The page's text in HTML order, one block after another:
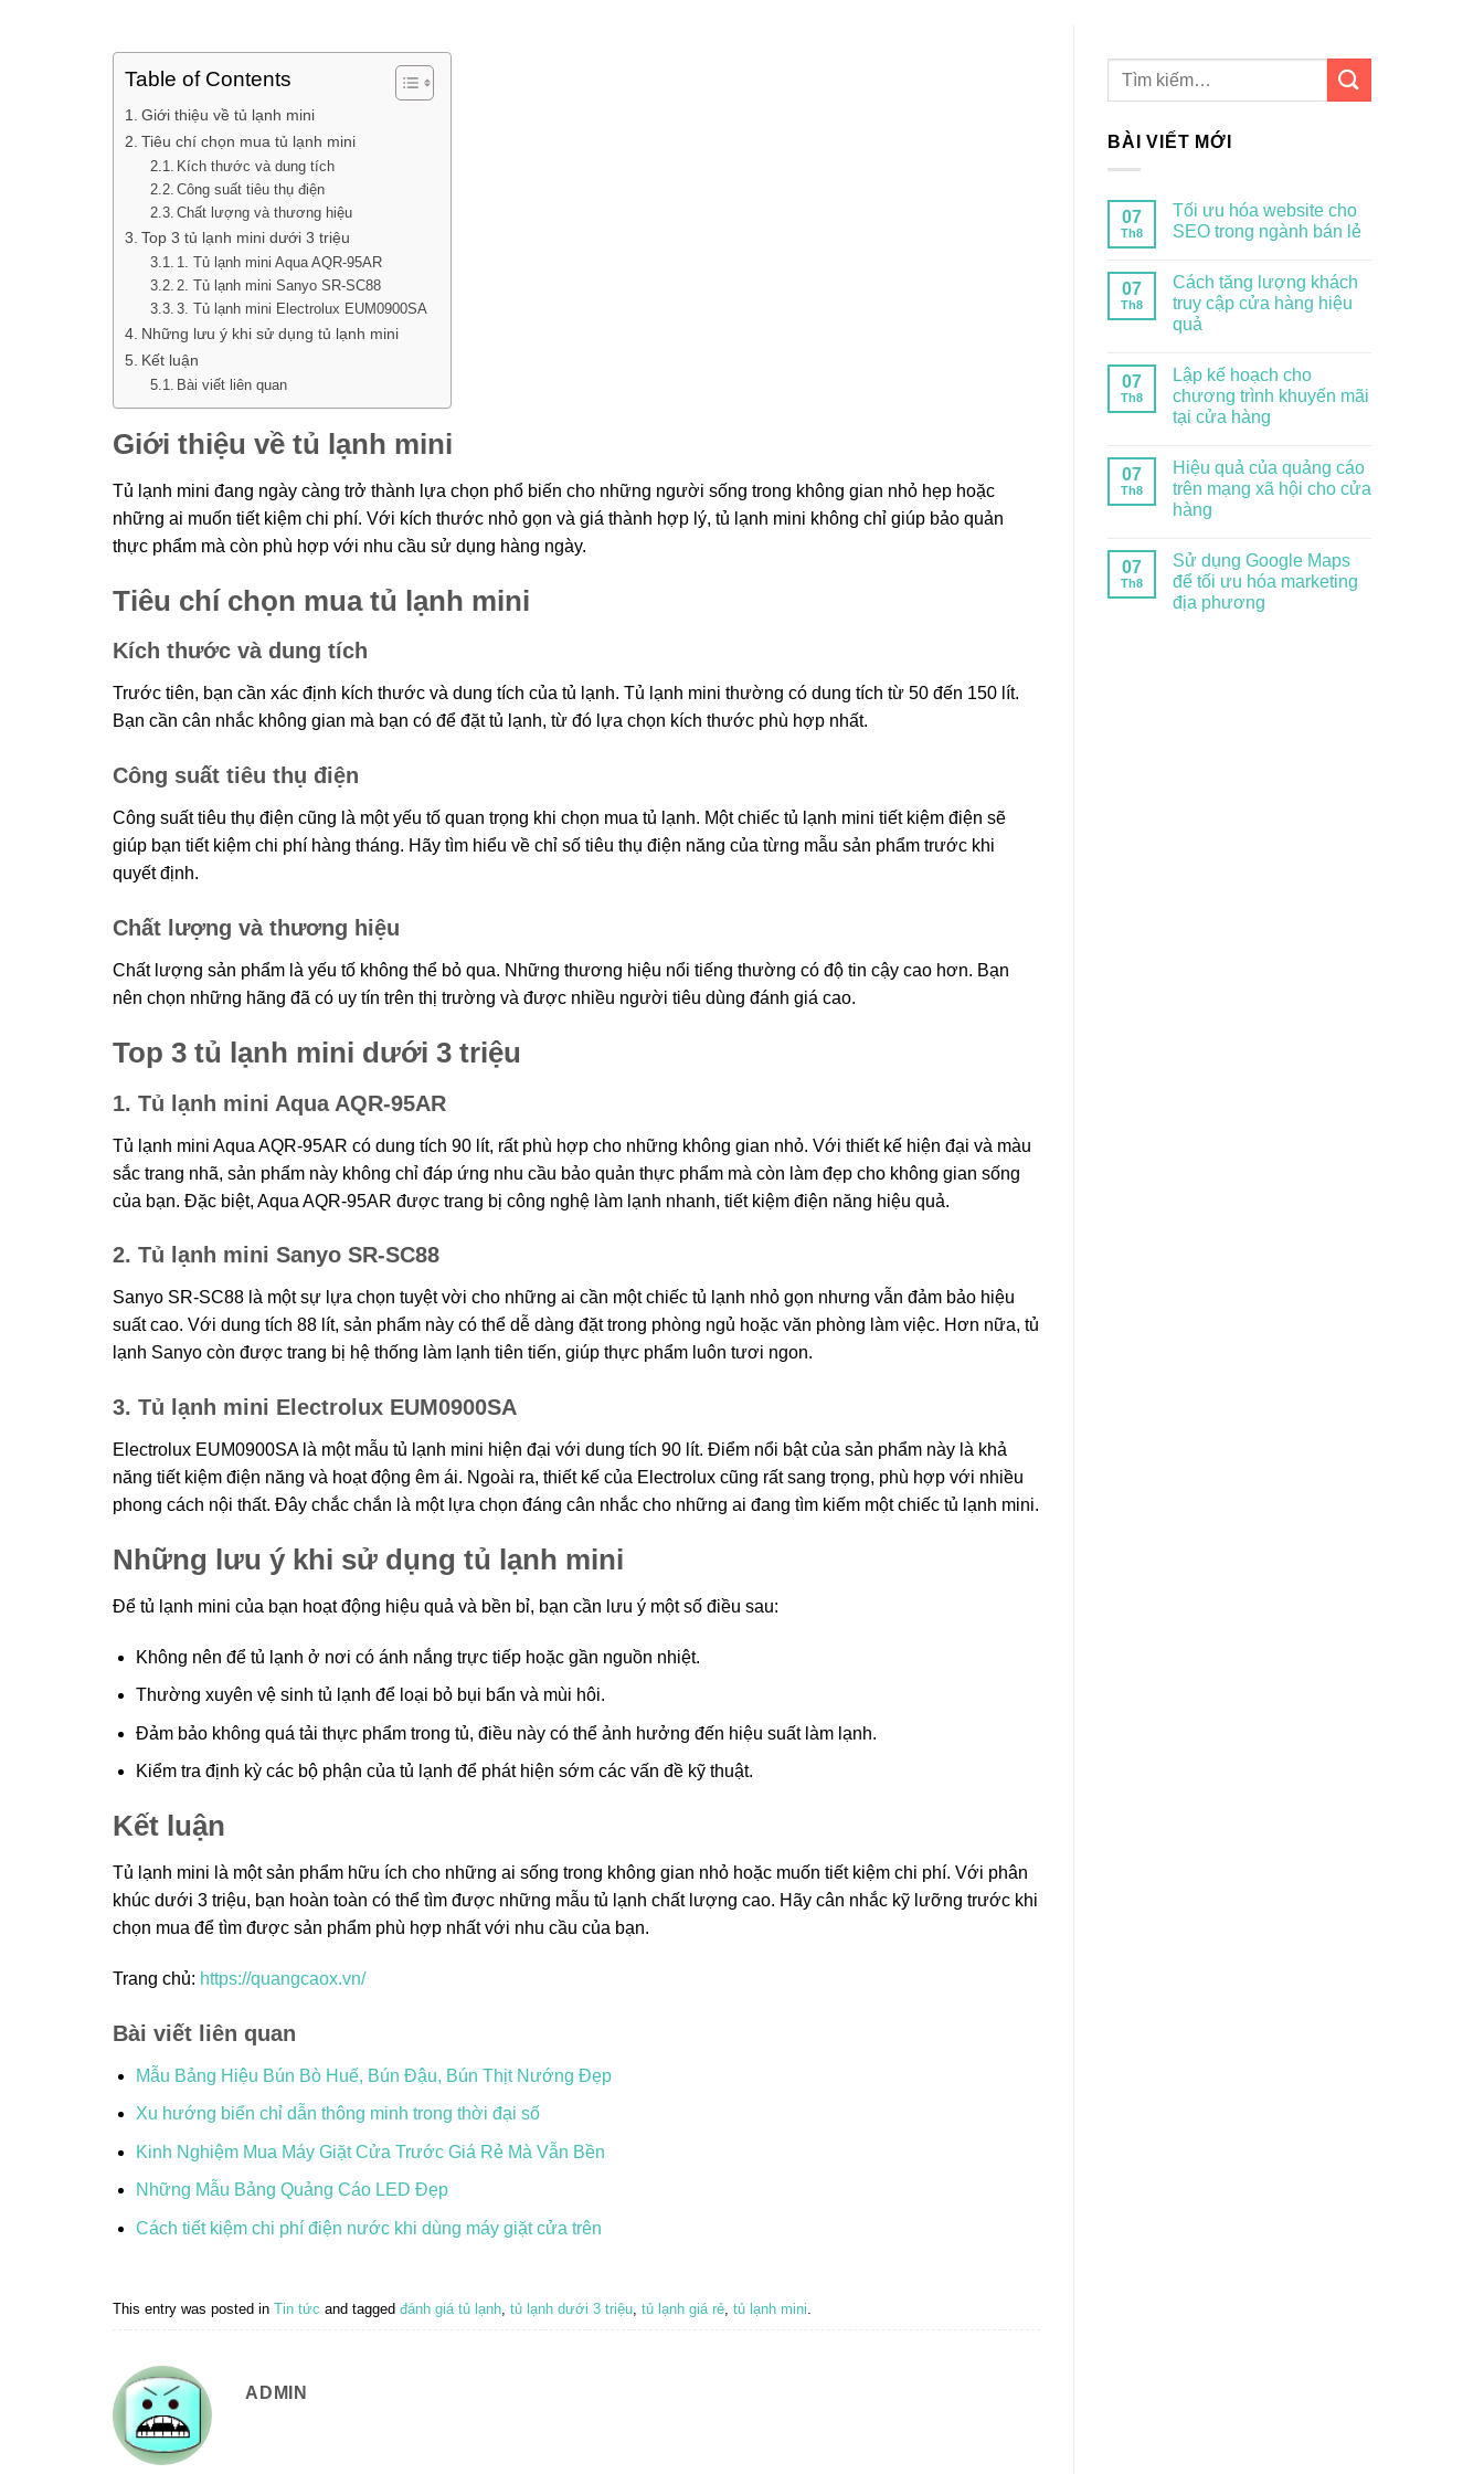
Table of Contents
Giới thiệu về tủ lạnh mini
Tiêu chí chọn mua tủ lạnh mini
Kích thước và dung tích
Công suất tiêu thụ điện
Chất lượng và thương hiệu
Top 3 tủ lạnh mini dưới 3 triệu
1. Tủ lạnh mini Aqua AQR-95AR
2. Tủ lạnh mini Sanyo SR-SC88
3. Tủ lạnh mini Electrolux EUM0900SA
Những lưu ý khi sử dụng tủ lạnh mini
Kết luận
Bài viết liên quan
Giới thiệu về tủ lạnh mini
Tủ lạnh mini đang ngày càng trở thành lựa chọn phổ biến cho những người sống trong không gian nhỏ hẹp hoặc
những ai muốn tiết kiệm chi phí. Với kích thước nhỏ gọn và giá thành hợp lý, tủ lạnh mini không chỉ giúp bảo quản
thực phẩm mà còn phù hợp với nhu cầu sử dụng hàng ngày.
Tiêu chí chọn mua tủ lạnh mini
Kích thước và dung tích
Trước tiên, bạn cần xác định kích thước và dung tích của tủ lạnh. Tủ lạnh mini thường có dung tích từ 50 đến 150 lít.
Bạn cần cân nhắc không gian mà bạn có để đặt tủ lạnh, từ đó lựa chọn kích thước phù hợp nhất.
Công suất tiêu thụ điện
Công suất tiêu thụ điện cũng là một yếu tố quan trọng khi chọn mua tủ lạnh. Một chiếc tủ lạnh mini tiết kiệm điện sẽ
giúp bạn tiết kiệm chi phí hàng tháng. Hãy tìm hiểu về chỉ số tiêu thụ điện năng của từng mẫu sản phẩm trước khi
quyết định.
Chất lượng và thương hiệu
Chất lượng sản phẩm là yếu tố không thể bỏ qua. Những thương hiệu nổi tiếng thường có độ tin cậy cao hơn. Bạn
nên chọn những hãng đã có uy tín trên thị trường và được nhiều người tiêu dùng đánh giá cao.
Top 3 tủ lạnh mini dưới 3 triệu
1. Tủ lạnh mini Aqua AQR-95AR
Tủ lạnh mini Aqua AQR-95AR có dung tích 90 lít, rất phù hợp cho những không gian nhỏ. Với thiết kế hiện đại và màu
sắc trang nhã, sản phẩm này không chỉ đáp ứng nhu cầu bảo quản thực phẩm mà còn làm đẹp cho không gian sống
của bạn. Đặc biệt, Aqua AQR-95AR được trang bị công nghệ làm lạnh nhanh, tiết kiệm điện năng hiệu quả.
2. Tủ lạnh mini Sanyo SR-SC88
Sanyo SR-SC88 là một sự lựa chọn tuyệt vời cho những ai cần một chiếc tủ lạnh nhỏ gọn nhưng vẫn đảm bảo hiệu
suất cao. Với dung tích 88 lít, sản phẩm này có thể dễ dàng đặt trong phòng ngủ hoặc văn phòng làm việc. Hơn nữa, tủ
lạnh Sanyo còn được trang bị hệ thống làm lạnh tiên tiến, giúp thực phẩm luôn tươi ngon.
3. Tủ lạnh mini Electrolux EUM0900SA
Electrolux EUM0900SA là một mẫu tủ lạnh mini hiện đại với dung tích 90 lít. Điểm nổi bật của sản phẩm này là khả
năng tiết kiệm điện năng và hoạt động êm ái. Ngoài ra, thiết kế của Electrolux cũng rất sang trọng, phù hợp với nhiều
phong cách nội thất. Đây chắc chắn là một lựa chọn đáng cân nhắc cho những ai đang tìm kiếm một chiếc tủ lạnh mini.
Những lưu ý khi sử dụng tủ lạnh mini
Để tủ lạnh mini của bạn hoạt động hiệu quả và bền bỉ, bạn cần lưu ý một số điều sau:
Không nên để tủ lạnh ở nơi có ánh nắng trực tiếp hoặc gần nguồn nhiệt.
Thường xuyên vệ sinh tủ lạnh để loại bỏ bụi bẩn và mùi hôi.
Đảm bảo không quá tải thực phẩm trong tủ, điều này có thể ảnh hưởng đến hiệu suất làm lạnh.
Kiểm tra định kỳ các bộ phận của tủ lạnh để phát hiện sớm các vấn đề kỹ thuật.
Kết luận
Tủ lạnh mini là một sản phẩm hữu ích cho những ai sống trong không gian nhỏ hoặc muốn tiết kiệm chi phí. Với phân
khúc dưới 3 triệu, bạn hoàn toàn có thể tìm được những mẫu tủ lạnh chất lượng cao. Hãy cân nhắc kỹ lưỡng trước khi
chọn mua để tìm được sản phẩm phù hợp nhất với nhu cầu của bạn.
Trang chủ: https://quangcaox.vn/
Bài viết liên quan
Mẫu Bảng Hiệu Bún Bò Huế, Bún Đậu, Bún Thịt Nướng Đẹp
Xu hướng biển chỉ dẫn thông minh trong thời đại số
Kinh Nghiệm Mua Máy Giặt Cửa Trước Giá Rẻ Mà Vẫn Bền
Những Mẫu Bảng Quảng Cáo LED Đẹp
Cách tiết kiệm chi phí điện nước khi dùng máy giặt cửa trên
This entry was posted in Tin tức and tagged đánh giá tủ lạnh, tủ lạnh dưới 3 triệu, tủ lạnh giá rẻ, tủ lạnh mini.
ADMIN
BÀI VIẾT MỚI
07
Th8
Tối ưu hóa website cho
SEO trong ngành bán lẻ
07
Th8
Cách tăng lượng khách
truy cập cửa hàng hiệu
quả
07
Th8
Lập kế hoạch cho
chương trình khuyến mãi
tại cửa hàng
07
Th8
Hiệu quả của quảng cáo
trên mạng xã hội cho cửa
hàng
07
Th8
Sử dụng Google Maps
để tối ưu hóa marketing
địa phương